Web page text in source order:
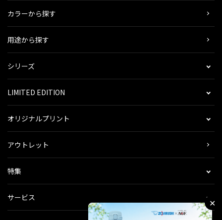
カラーから探す
用途から探す
シリーズ
LIMITED EDITION
オリジナルプリント
アウトレット
特集
サービス ✕